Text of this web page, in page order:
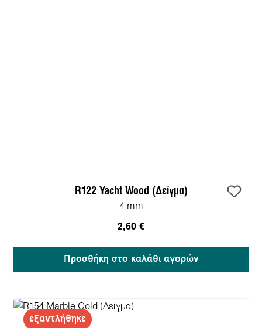
R122 Yacht Wood (Δείγμα)
4 mm
2,60 €
Προσθήκη στο καλάθι αγορών
εξαντλήθηκε